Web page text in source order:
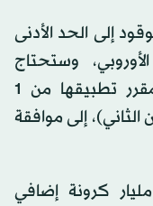
إلى الحد الأدنى
وستحتاج
التخفيضات الضريبية الجديدة، المقرر تطبيقها من 1
(تشرين الثاني)، إلى موافقة
كرونة إضافي